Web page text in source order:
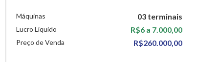
Máquinas 03 terminais
Lucro Líquido R$6 a 7.000,00
Preço de Venda R$260.000,00